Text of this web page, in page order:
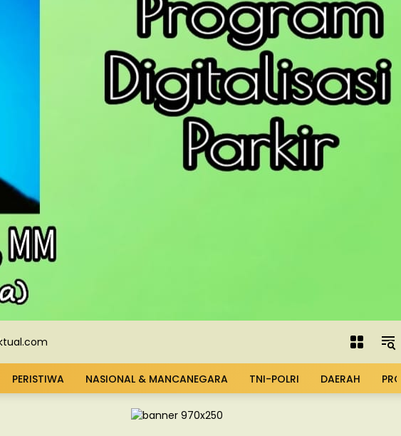
PERISTIWA NASIONAL & MANCANEGARA TNI-POLRI DAERAH